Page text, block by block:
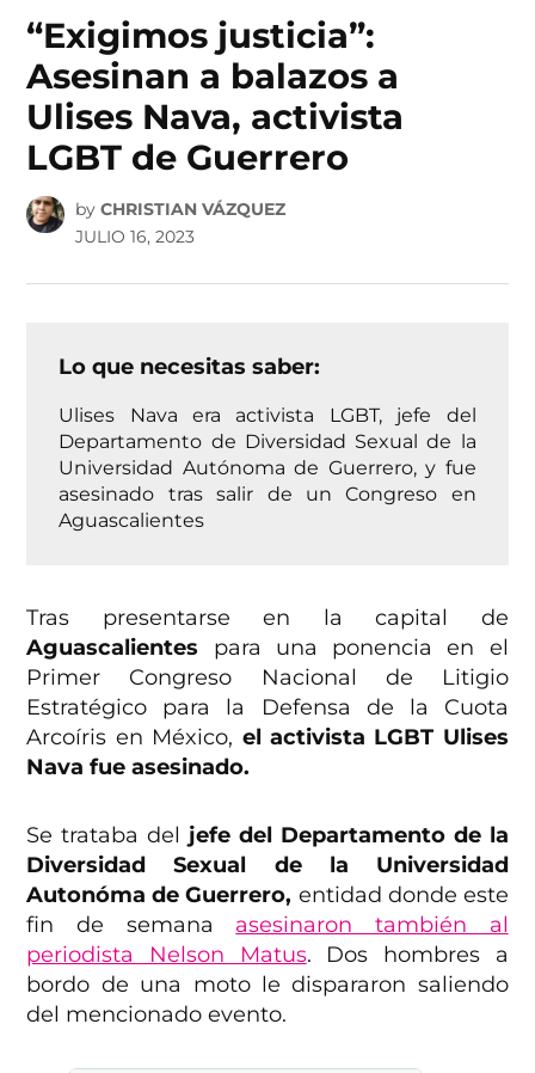
“Exigimos justicia”:
Asesinan a balazos a
Ulises Nava, activista
LGBT de Guerrero
by CHRISTIAN VÁZQUEZ
JULIO 16, 2023
Lo que necesitas saber:
Ulises Nava era activista LGBT, jefe del
Departamento de Diversidad Sexual de la
Universidad Autónoma de Guerrero, y fue
asesinado tras salir de un Congreso en
Aguascalientes
Tras presentarse en la capital de
Aguascalientes para una ponencia en el
Primer Congreso Nacional de Litigio
Estratégico para la Defensa de la Cuota
Arcoíris en México, el activista LGBT Ulises
Nava fue asesinado.
Se trataba del jefe del Departamento de la
Diversidad Sexual de la Universidad
Autonóma de Guerrero, entidad donde este
fin de semana asesinaron también al
periodista Nelson Matus. Dos hombres a
bordo de una moto le dispararon saliendo
del mencionado evento.